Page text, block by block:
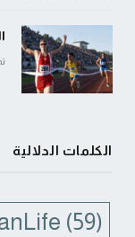
الكلمات الدلالية
(59)